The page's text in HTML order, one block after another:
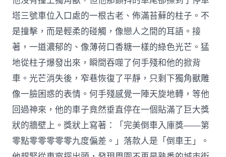
塔三號車位入口處的一根古老、佈滿苔蘚的柱子。不
是撞擊，而是輕柔的碰觸，像戀人之間的耳語。接
著，一道濃郁的、像薄荷口香糖一樣的綠色光芒。猛
地從柱子爆發出來，瞬間吞噬了何手殘和他的掀背
車。光芒消失後，窄巷恢復了平靜，只剩下獨角獸雕
像一臉困惑的表情。何手殘感覺一陣天旋地轉，等他
回過神來，他的車子竟然垂直停在一個貼滿了巨大獎
狀的牆壁上。獎狀上寫著：「完美倒車入庫獎——第
零點零零零零零九度偏差。」落款人是「倒車王」。